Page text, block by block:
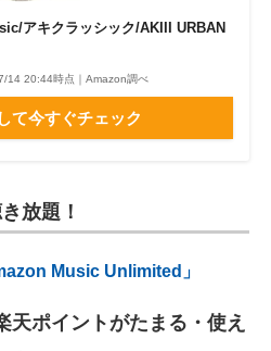
アキクラッシック/AKIII URBAN
14 20:44時点｜Amazon調べ
て今すぐチェック
放題！
Music Unlimited」
ポイントがたまる・使え